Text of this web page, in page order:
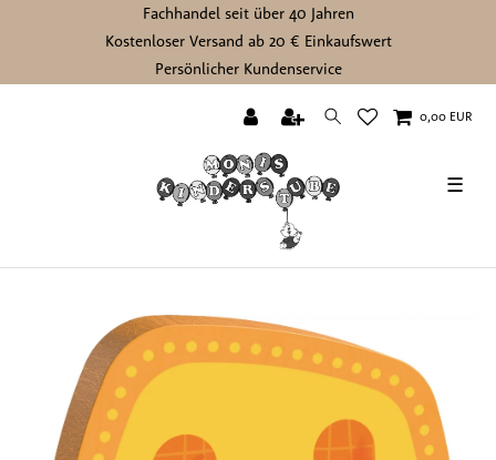
Fachhandel seit über 40 Jahren
Kostenloser Versand ab 20 € Einkaufswert
Persönlicher Kundenservice
0,00 EUR
☰